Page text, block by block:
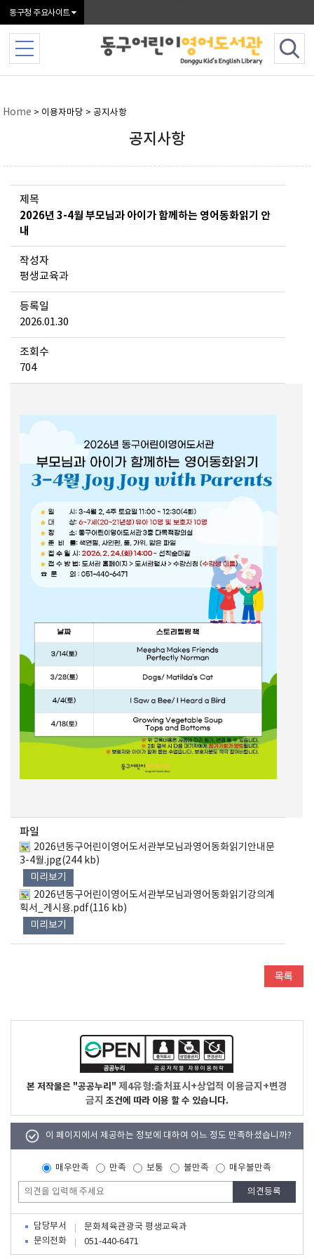
동구청 주요사이트
Home > 이용자마당 > 공지사항
공지사항
제목
2026년 3-4월 부모님과 아이가 함께하는 영어동화읽기 안
내
작성자
평생교육과
등록일
2026.01.30
조회수
704
파일
2026년동구어린이영어도서관부모님과영어동화읽기안내문
3-4월.jpg(244 kb)
미리보기
2026년동구어린이영어도서관부모님과영어동화읽기강의계
획서_게시용.pdf(116 kb)
미리보기
본 저작물은 "공공누리" 제4유형:출처표시+상업적 이용금지+변경
금지 조건에 따라 이용 할 수 있습니다.
이 페이지에서 제공하는 정보에 대하여 어느 정도 만족하셨습니까?
매우만족 만족 보통 불만족 매우불만족
담당부서
문화체육관광국 평생교육과
문의전화
051-440-6471